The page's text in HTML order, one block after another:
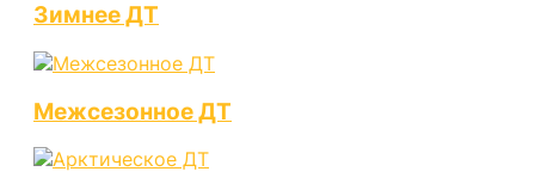
Зимнее ДТ
Межсезонное ДТ